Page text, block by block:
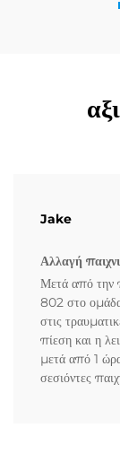
Jake
Αλλαγή
Μετά από την
802 στο
στις
πίεση και η
μετά από 1 ώρα
σεσιόντες